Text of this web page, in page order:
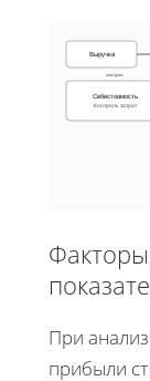
Выручка
Себестоимость
Контроль затрат
контроль
При
прибыли